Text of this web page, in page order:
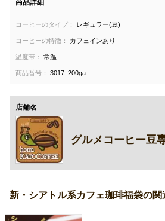
商品詳細
コーヒーのタイプ： レギュラー(豆)
コーヒーの特徴： カフェインあり
温度帯： 常温
商品番号： 3017_200ga
店舗名
グルメコーヒー豆
新・シアトル系カフェ珈琲福袋の関